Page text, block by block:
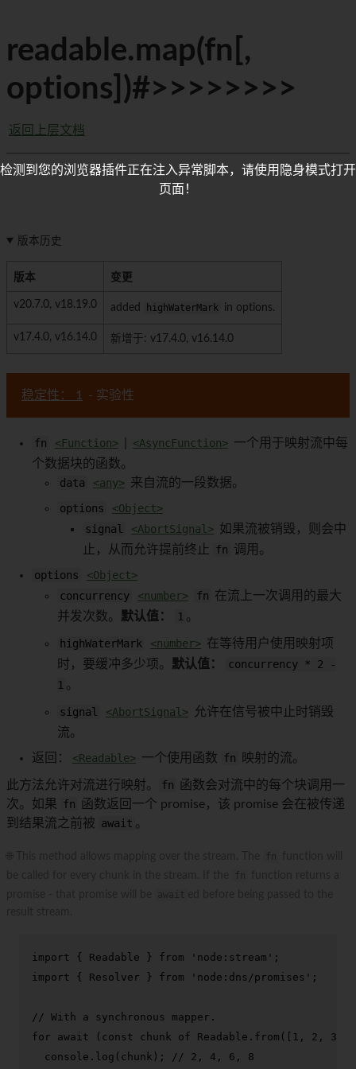
readable.map(fn[,
options])#>>>>>>>>
返回上层文档
版本历史
版本 变更
v20.7.0, v18.19.0 added highWaterMark in options.
v17.4.0, v16.14.0 新增于: v17.4.0, v16.14.0
稳定性： 1 - 实验性
fn <Function> <AsyncFunction> 一个用于映射流中每
个数据块的函数。
data
<any> 来自流的一段数据。
options
<Object>
signal
<AbortSignal> 如果流被销毁，则会中
止，从而允许提前终止
fn 调用。
options
<Object>
concurrency
<number> fn 在流上一次调用的最大
并发次数。 默认值： 1 。
highWaterMark <number> 在等待用户使用映射项
时，要缓冲多少项。 默认值：
concurrency * 2 -
1 。
signal <AbortSignal> 允许在信号被中止时销毁
流。
返回：
<Readable> 一个使用函数 fn 映射的流。
此方法允许对流进行映射。 fn 函数会对流中的每个块调用一
次。如果 fn 函数返回一个 promise，该 promise 会在被传递
到结果流之前被 await 。
import { Readable } from 'node:stream'
import { Resolver } from 'node:dns/promises' ;
// With a synchronous mapper.
for
await ( const chunk of Readable . from ([ 1 , 2 , 3
console . log (chunk); // 2, 4, 6, 8
检测到您的浏览器插件正在注入异常脚本，请使用隐身模式打开
页面！